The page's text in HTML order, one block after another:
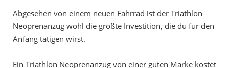
Abgesehen von einem neuen Fahrrad ist der Triathlon
Neoprenanzug wohl die größte Investition, die du für den
Anfang tätigen wirst.
Ein Triathlon Neoprenanzug von einer guten Marke kostet